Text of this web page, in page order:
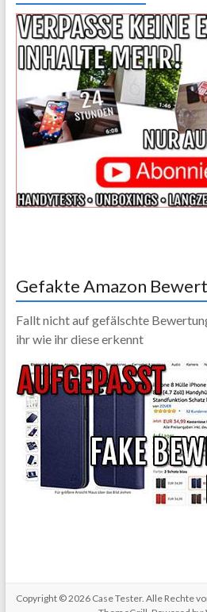
Gefakte Amazon
Fallt nicht auf gefälschte
ihr wie ihr diese erkennt
Copyright © 2026 Case Tester. Alle Rechte